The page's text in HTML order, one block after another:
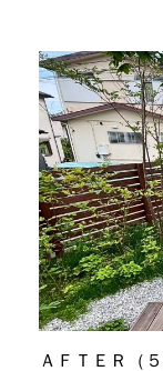
ＡＦＴＥＲ（５